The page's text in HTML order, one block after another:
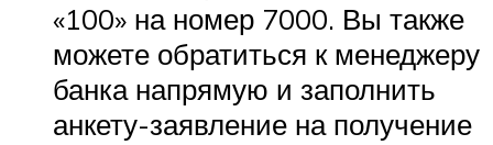
«100» на номер 7000. Вы также
можете обратиться к менеджеру
банка напрямую и заполнить
анкету-заявление на получение